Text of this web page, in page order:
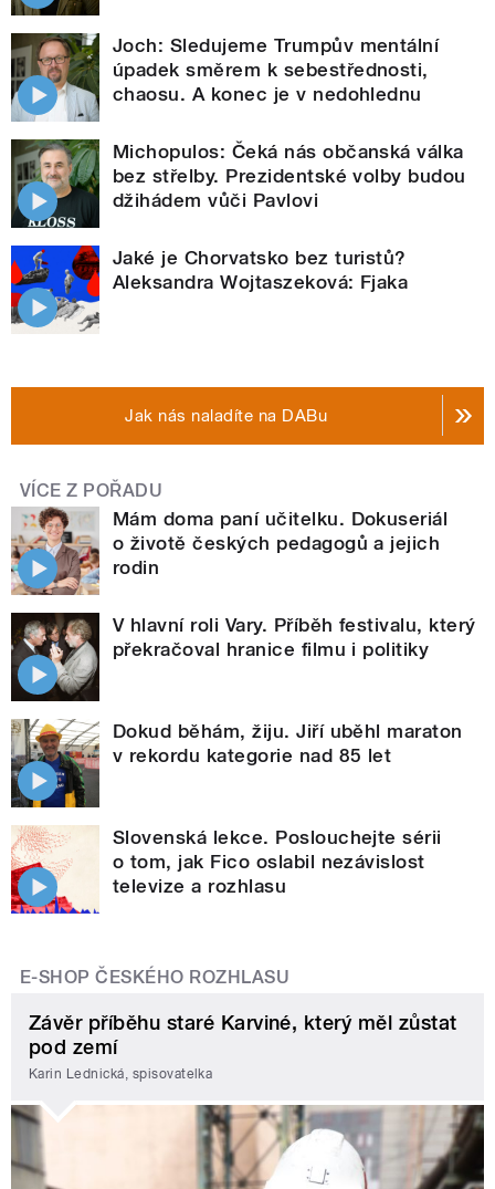
Joch: Sledujeme Trumpův mentální
úpadek směrem k sebestřednosti,
chaosu. A konec je v nedohlednu
Michopulos: Čeká nás občanská válka
bez střelby. Prezidentské volby budou
džihádem vůči Pavlovi
Jaké je Chorvatsko bez turistů?
Aleksandra Wojtaszeková: Fjaka
Jak nás naladíte na DABu
VÍCE Z POŘADU
Mám doma paní učitelku. Dokuseriál
o životě českých pedagogů a jejich
rodin
V hlavní roli Vary. Příběh festivalu, který
překračoval hranice filmu i politiky
Dokud běhám, žiju. Jiří uběhl maraton
v rekordu kategorie nad 85 let
Slovenská lekce. Poslouchejte sérii
o tom, jak Fico oslabil nezávislost
televize a rozhlasu
E-SHOP ČESKÉHO ROZHLASU
Závěr příběhu staré Karviné, který měl zůstat
pod zemí
Karin Lednická, spisovatelka